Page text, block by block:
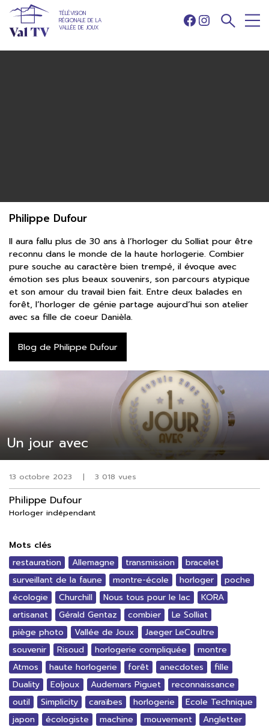
TÉLÉVISION
RÉGIONALE DE LA
VALLÉE DE JOUX
Facebook
Instagram
Un jour avec
13 octobre 2023 | 3 018 vues
Philippe Dufour
Horloger indépendant
Mots clés
restauration Allemagne transmission
bracelet
surveillant de la faune
montre-école horloger
poche
écologie
Churchill Nous tous pour le lac
KORA
artisanat
Gérald Gentaz combier
Le Solliat
piège photo
Vallée de Joux
Jaeger LeCoultre
souvenir
Risoud horlogerie compliquée
montre
Atmos
haute horlogerie forêt anecdotes
fille
Duality
Eoljoux Audemars Piguet
reconnaissance
outil
Simplicity caraïbes horlogerie
Ecole Technique
japon
écologiste machine mouvement
Angletter
Philippe Dufour
Il aura fallu plus de 30 ans à l’horloger du Solliat pour être
reconnu dans le monde de la haute horlogerie. Combier
pure souche au caractère bien trempé, il évoque avec
émotion ses plus beaux souvenirs, son parcours atypique
et son amour du travail bien fait. Entre deux balades en
forêt, l’horloger de génie partage aujourd’hui son atelier
avec sa fille de coeur Danièla.
Blog de Philippe Dufour